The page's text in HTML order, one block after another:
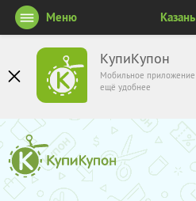
КупиКупон
Мобильное приложение
ещё удобнее
Меню Казань